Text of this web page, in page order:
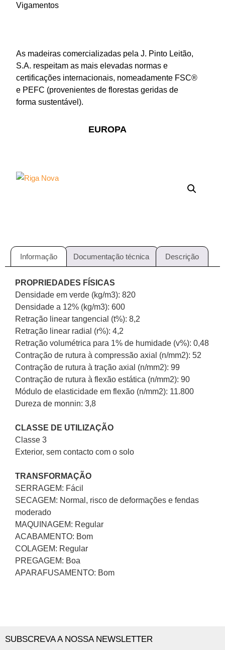
Vigamentos
As madeiras comercializadas pela J. Pinto Leitão,
S.A. respeitam as mais elevadas normas e
certificações internacionais, nomeadamente FSC®
e PEFC (provenientes de florestas geridas de
forma sustentável).
EUROPA
Informação Documentação técnica Descrição
PROPRIEDADES FÍSICAS
Densidade em verde (kg/m3): 820
Densidade a 12% (kg/m3): 600
Retração linear tangencial (t%): 8,2
Retração linear radial (r%): 4,2
Retração volumétrica para 1% de humidade (v%): 0,48
Contração de rutura à compressão axial (n/mm2): 52
Contração de rutura à tração axial (n/mm2): 99
Contração de rutura à flexão estática (n/mm2): 90
Módulo de elasticidade em flexão (n/mm2): 11.800
Dureza de monnin: 3,8
CLASSE DE UTILIZAÇÃO
Classe 3
Exterior, sem contacto com o solo
TRANSFORMAÇÃO
SERRAGEM: Fácil
SECAGEM: Normal, risco de deformações e fendas
moderado
MAQUINAGEM: Regular
ACABAMENTO: Bom
COLAGEM: Regular
PREGAGEM: Boa
APARAFUSAMENTO: Bom
SUBSCREVA A NOSSA NEWSLETTER